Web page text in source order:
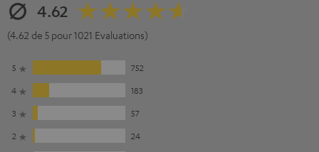
4.62
(4.62 de 5 pour 1021 Evaluations)
5
752
4
183
3
57
2
24